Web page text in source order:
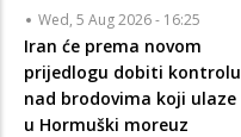
Wed, 5 Aug 2026 - 16:25
Iran će prema novom
prijedlogu dobiti kontrolu
nad brodovima koji ulaze
u Hormuški moreuz